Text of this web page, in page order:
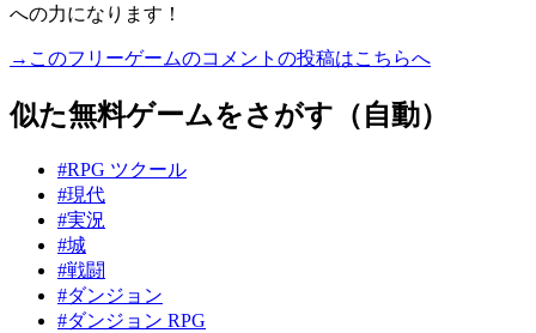
への力になります！
→このフリーゲームのコメントの投稿はこちらへ
似た無料ゲームをさがす（自動）
#RPG ツクール
#現代
#実況
#城
#戦闘
#ダンジョン
#ダンジョン RPG